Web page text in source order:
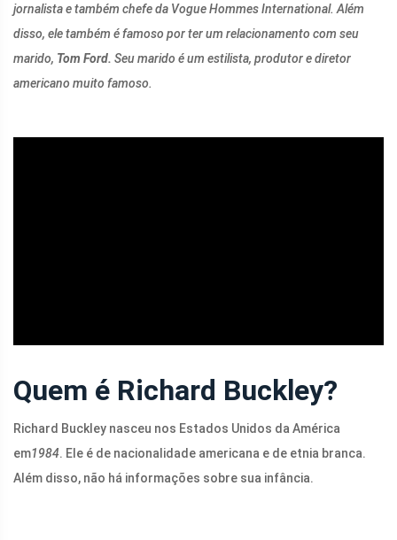
jornalista e também chefe da Vogue Hommes International. Além
disso, ele também é famoso por ter um relacionamento com seu
marido, Tom Ford. Seu marido é um estilista, produtor e diretor
americano muito famoso.
Quem é Richard Buckley?
Richard Buckley nasceu nos Estados Unidos da América
em1984. Ele é de nacionalidade americana e de etnia branca.
Além disso, não há informações sobre sua infância.